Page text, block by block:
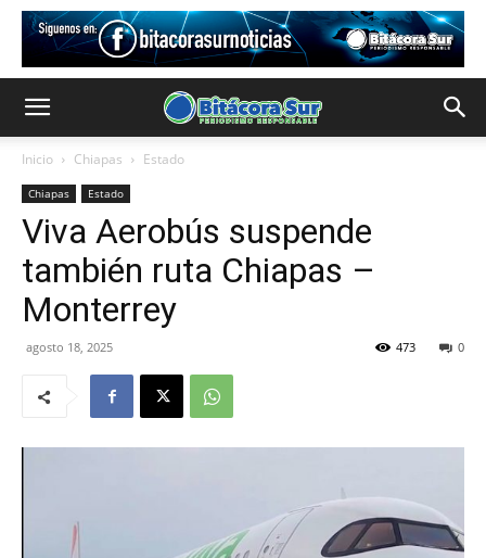
Inicio Chiapas Estado
Chiapas Estado
Viva Aerobús suspende
también ruta Chiapas –
Monterrey
agosto 18, 2025 0
473